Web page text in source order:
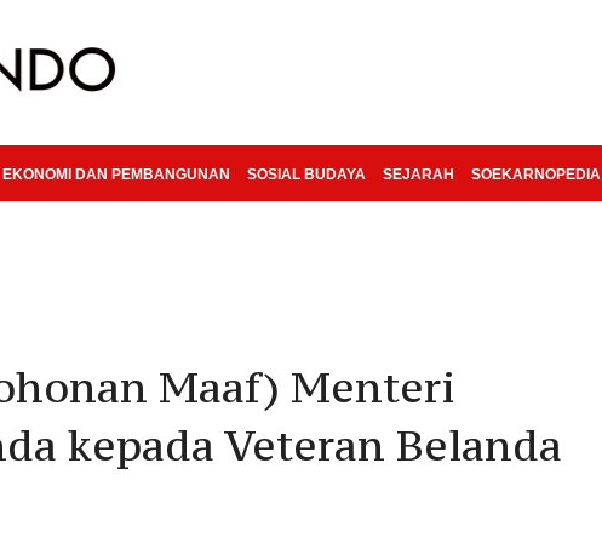
EKONOMI DAN PEMBANGUNAN SOSIAL BUDAYA SEJARAH SOEKARNOPEDIA
Maaf) Menteri
kepada Veteran Belanda